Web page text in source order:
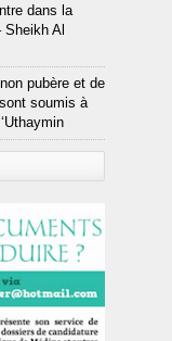
dans la
Al
pubère et de
soumis à